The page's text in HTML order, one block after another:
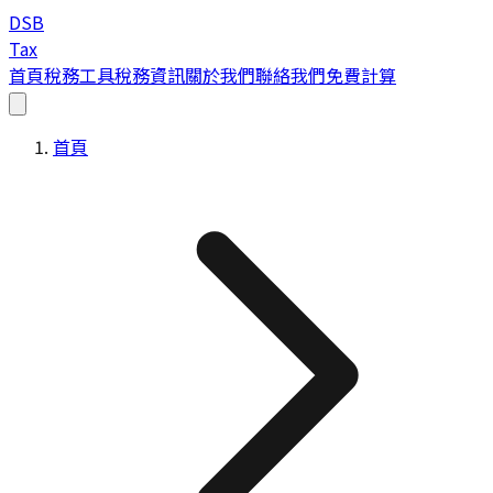
DSB
Tax
首頁稅務工具稅務資訊關於我們聯絡我們免費計算
首頁